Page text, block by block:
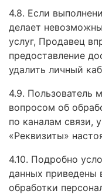
4.8. Если
делает
услуг, Продавец
предоставление
удалить личный
4.9. Пользователь
вопросом об
по каналам связи,
«Реквизиты»
4.10. Подробно
данных приведены
обработки